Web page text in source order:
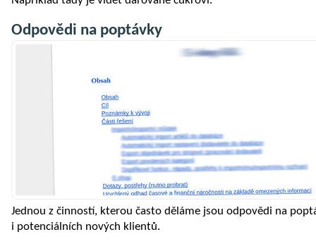
Odpovědi na poptávky
Jednou z činností, kterou často děláme jsou odpovědi na
i potenciálních nových klientů.